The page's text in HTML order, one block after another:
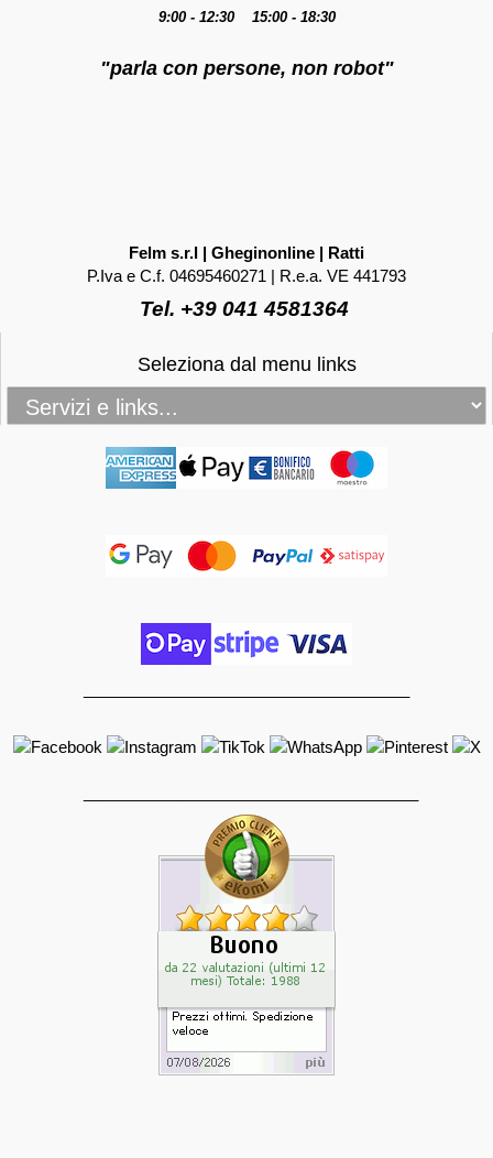
9:00 - 12:30 15:00 - 18:30
"parla con persone, non robot"
Felm s.r.l | Gheginonline | Ratti
P.Iva e C.f. 04695460271 | R.e.a. VE 441793
Tel. +39 041 4581364
Seleziona dal menu links